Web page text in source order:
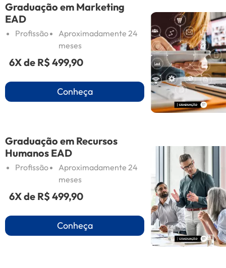
Graduação em Marketing
EAD
Profissão
Aproximadamente 24
meses
6X de R$ 499,90
Conheça
Graduação em Recursos
Humanos EAD
Profissão
Aproximadamente 24
meses
6X de R$ 499,90
Conheça